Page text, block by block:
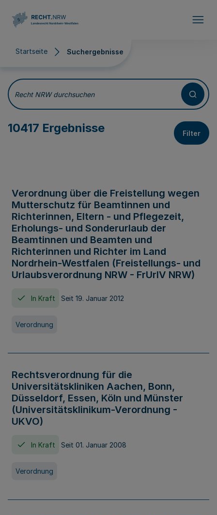
Startseite Suchergebnisse
Suchergebnisse
Recht NRW durchsuchen
10417 Ergebnisse Filter
Verordnung über die Freistellung wegen
Mutterschutz für Beamtinnen und
Richterinnen, Eltern - und Pflegezeit,
Erholungs- und Sonderurlaub der
Beamtinnen und Beamten und
Richterinnen und Richter im Land
Nordrhein-Westfalen (Freistellungs- und
Urlaubsverordnung NRW - FrUrlV NRW)
In Kraft Seit 19. Januar 2012
Verordnung
Rechtsverordnung für die
Universitätskliniken Aachen, Bonn,
Düsseldorf, Essen, Köln und Münster
(Universitätsklinikum-Verordnung -
UKVO)
In Kraft Seit 01. Januar 2008
Verordnung